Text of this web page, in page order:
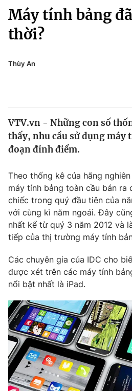
Chính trị
Thế giới
Thế giới đó đây
Câu chuyện quốc tế
Tài chính
Thị trường
Góc doanh nghiệp
Dữ liệu và đời sống
Truyền hình
Hậu trường
Nhân vật
Khán giả
Giải sao mai
Giải trí
Điện ảnh
Âm nhạc
Sao
Đời sống
Du lịch
Làm đẹp
Chất lượng cuộc sống
Giáo dục
Tuyển sinh
Học trực tuyến
Công nghệ
Hitech Công nghệ tương lai
Sản phẩm
Giao lưu trực tuyến
Thể thao
Truyền hình
Văn hóa - Giải trí
Đời sống
Máy tính bảng
thời?
Thùy An
VTV.vn - Những con số
thấy, nhu cầu sử dụng máy
đoạn đỉnh điểm.
Theo thống kê của hãng
máy tính bảng toàn cầu bán ra
chiếc trong quý đầu tiên của
với cùng kì năm ngoái. Đây
nhất kể từ quý 3 năm 2012 và
tiếp của thị trường máy tính
Các chuyên gia của IDC cho
được xét trên các máy tính
nổi bật nhất là iPad.